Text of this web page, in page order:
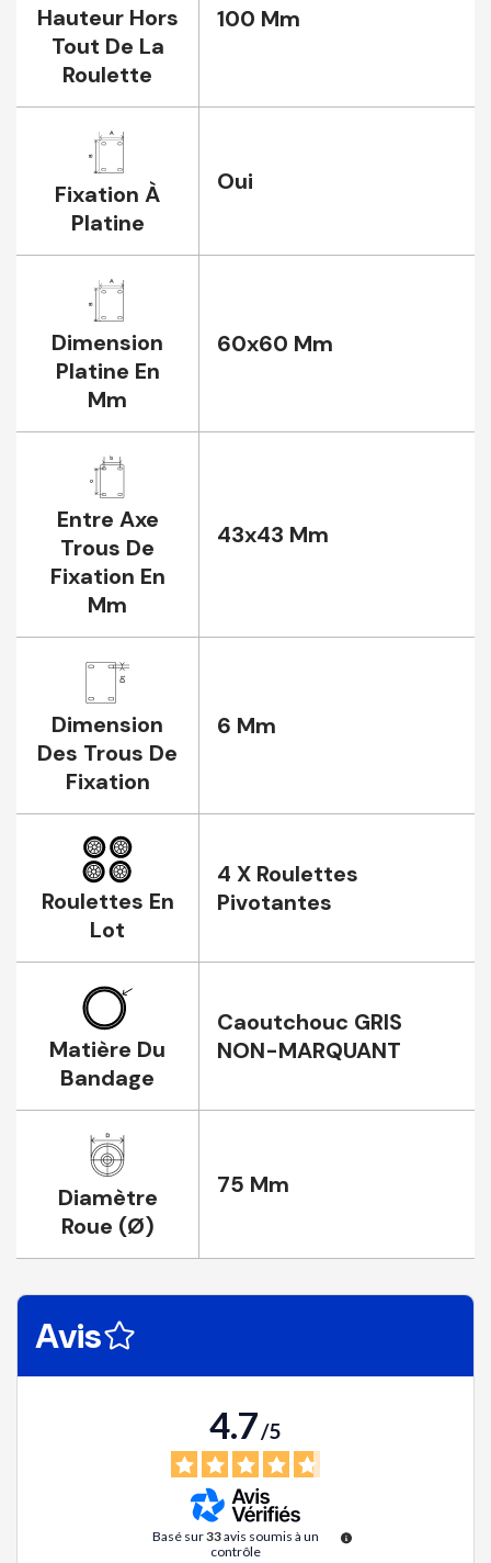
Hauteur Hors
Tout De La
Roulette
100 Mm
Fixation À
Platine
Oui
Dimension
Platine En
Mm
60x60 Mm
Entre Axe
Trous De
Fixation En
Mm
43x43 Mm
Dimension
Des Trous De
Fixation
6 Mm
Roulettes En
Lot
4 X Roulettes
Pivotantes
Matière Du
Bandage
Caoutchouc GRIS
NON-MARQUANT
Diamètre
Roue (Ø)
75 Mm
Avis
4.7/5
Basé sur33avis soumis à un
contrôle